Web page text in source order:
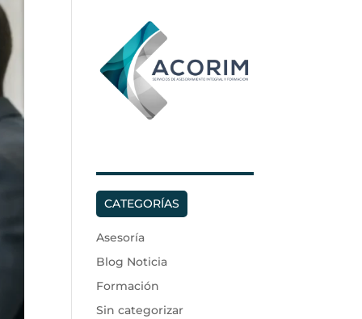
CATEGORÍAS
Asesoría
Blog Noticia
Formación
Sin categorizar